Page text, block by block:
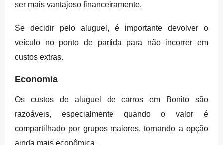
ser mais vantajoso financeiramente.
Se decidir pelo aluguel, é importante devolver o
veículo no ponto de partida para não incorrer em
custos extras.
Economia
Os custos de aluguel de carros em Bonito são
razoáveis, especialmente quando o valor é
compartilhado por grupos maiores, tornando a opção
ainda mais econômica.